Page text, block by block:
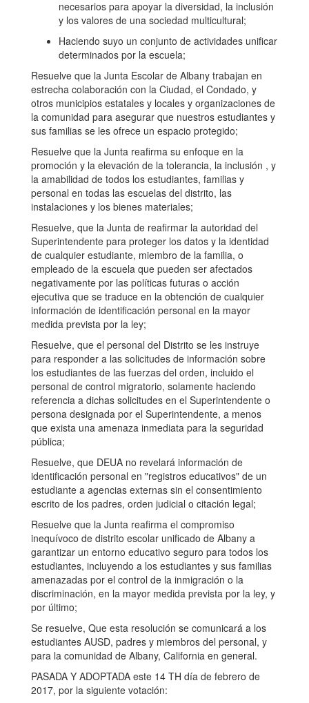
necesarios para apoyar la diversidad, la inclusión
y los valores de una sociedad multicultural;
Haciendo suyo un conjunto de actividades unificar
determinados por la escuela;
Resuelve que la Junta Escolar de Albany trabajan en
estrecha colaboración con la Ciudad, el Condado, y
otros municipios estatales y locales y organizaciones de
la comunidad para asegurar que nuestros estudiantes y
sus familias se les ofrece un espacio protegido;
Resuelve que la Junta reafirma su enfoque en la
promoción y la elevación de la tolerancia, la inclusión , y
la amabilidad de todos los estudiantes, familias y
personal en todas las escuelas del distrito, las
instalaciones y los bienes materiales;
Resuelve, que la Junta de reafirmar la autoridad del
Superintendente para proteger los datos y la identidad
de cualquier estudiante, miembro de la familia, o
empleado de la escuela que pueden ser afectados
negativamente por las políticas futuras o acción
ejecutiva que se traduce en la obtención de cualquier
información de identificación personal en la mayor
medida prevista por la ley;
Resuelve, que el personal del Distrito se les instruye
para responder a las solicitudes de información sobre
los estudiantes de las fuerzas del orden, incluido el
personal de control migratorio, solamente haciendo
referencia a dichas solicitudes en el Superintendente o
persona designada por el Superintendente, a menos
que exista una amenaza inmediata para la seguridad
pública;
Resuelve, que DEUA no revelará información de
identificación personal en "registros educativos" de un
estudiante a agencias externas sin el consentimiento
escrito de los padres, orden judicial o citación legal;
Resuelve que la Junta reafirma el compromiso
inequívoco de distrito escolar unificado de Albany a
garantizar un entorno educativo seguro para todos los
estudiantes, incluyendo a los estudiantes y sus familias
amenazadas por el control de la inmigración o la
discriminación, en la mayor medida prevista por la ley, y
por último;
Se resuelve, Que esta resolución se comunicará a los
estudiantes AUSD, padres y miembros del personal, y
para la comunidad de Albany, California en general.
PASADA Y ADOPTADA este 14 TH día de febrero de
2017, por la siguiente votación: